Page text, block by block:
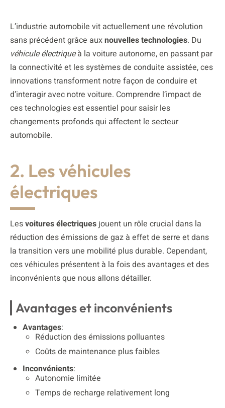
L’industrie automobile vit actuellement une révolution
sans précédent grâce auxnouvelles technologies. Du
véhicule électriqueà la voiture autonome, en passant par
la connectivité et les systèmes de conduite assistée, ces
innovations transforment notre façon de conduire et
d’interagir avec notre voiture. Comprendre l’impact de
ces technologies est essentiel pour saisir les
changements profonds qui affectent le secteur
automobile.
2. Les véhicules
électriques
Lesvoitures électriques jouent un rôle crucial dans la
réduction des émissions de gaz à effet de serre et dans
la transition vers une mobilité plus durable. Cependant,
ces véhicules présentent à la fois des avantages et des
inconvénients que nous allons détailler.
Avantages et inconvénients
Avantages:
Réduction des émissions polluantes
Coûts de maintenance plus faibles
Inconvénients:
Autonomie limitée
Temps de recharge relativement long